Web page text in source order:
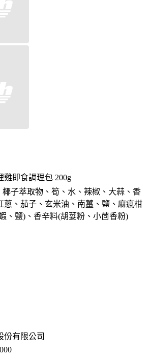
雞即食調理包 200g
椰子萃取物、筍、水、辣椒、大蒜、香
蔥、茄子、玄米油、南薑、鹽、麻瘋柑
、鹽)、香辛料(胡荽粉、小茴香粉)
份有限公司